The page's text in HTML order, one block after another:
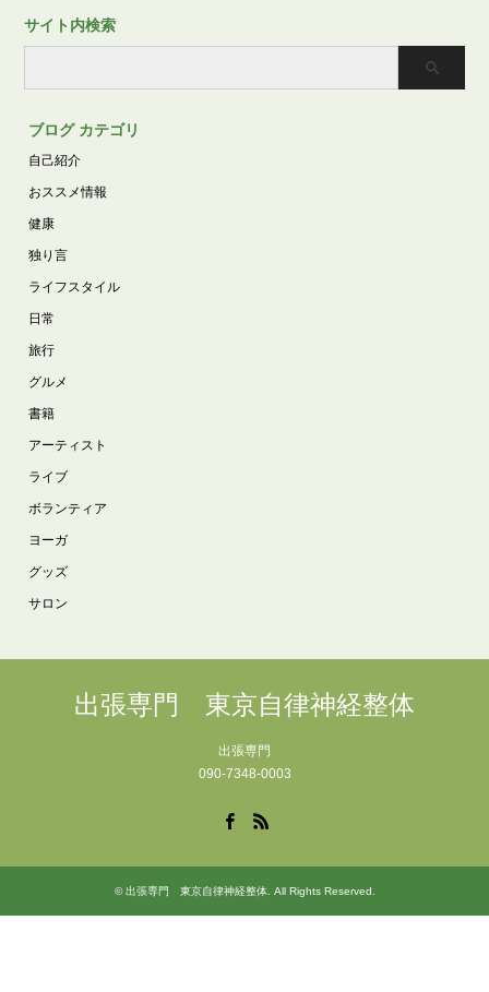
サイト内検索
ブログ カテゴリ
自己紹介
おススメ情報
健康
独り言
ライフスタイル
日常
旅行
グルメ
書籍
アーティスト
ライブ
ボランティア
ヨーガ
グッズ
サロン
出張専門 東京自律神経整体
出張専門
090-7348-0003
©出張専門 東京自律神経整体. All Rights Reserved.